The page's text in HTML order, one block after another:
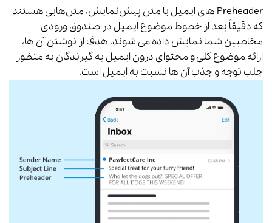
Preheader‌ های ایمیل یا متن پیش‌نمایش، متن‌هایی هستند
که دقیقاً بعد از خطوط موضوع ایمیل در صندوق ورودی
مخاطبین شما نمایش داده می شوند. هدف از نوشتن آن ها،
ارائه موضوع کلی و محتوای درون ایمیل به گیرندگان به منظور
جلب توجه و جذب آن ها نسبت به ایمیل است.